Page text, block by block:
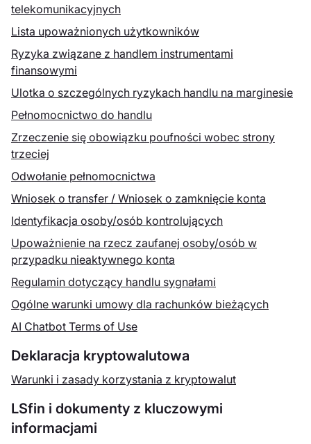
telekomunikacyjnych
Lista upoważnionych użytkowników
Ryzyka związane z handlem instrumentami
finansowymi
Ulotka o szczególnych ryzykach handlu na marginesie
Pełnomocnictwo do handlu
Zrzeczenie się obowiązku poufności wobec strony
trzeciej
Odwołanie pełnomocnictwa
Wniosek o transfer / Wniosek o zamknięcie konta
Identyfikacja osoby/osób kontrolujących
Upoważnienie na rzecz zaufanej osoby/osób w
przypadku nieaktywnego konta
Regulamin dotyczący handlu sygnałami
Ogólne warunki umowy dla rachunków bieżących
AI Chatbot Terms of Use
Deklaracja kryptowalutowa
Warunki i zasady korzystania z kryptowalut
LSfin i dokumenty z kluczowymi
informacjami